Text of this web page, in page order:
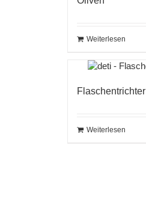
Weiterlesen
Flaschentrichter
Weiterlesen